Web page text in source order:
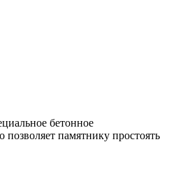
бетонное
позволяет памятнику простоять